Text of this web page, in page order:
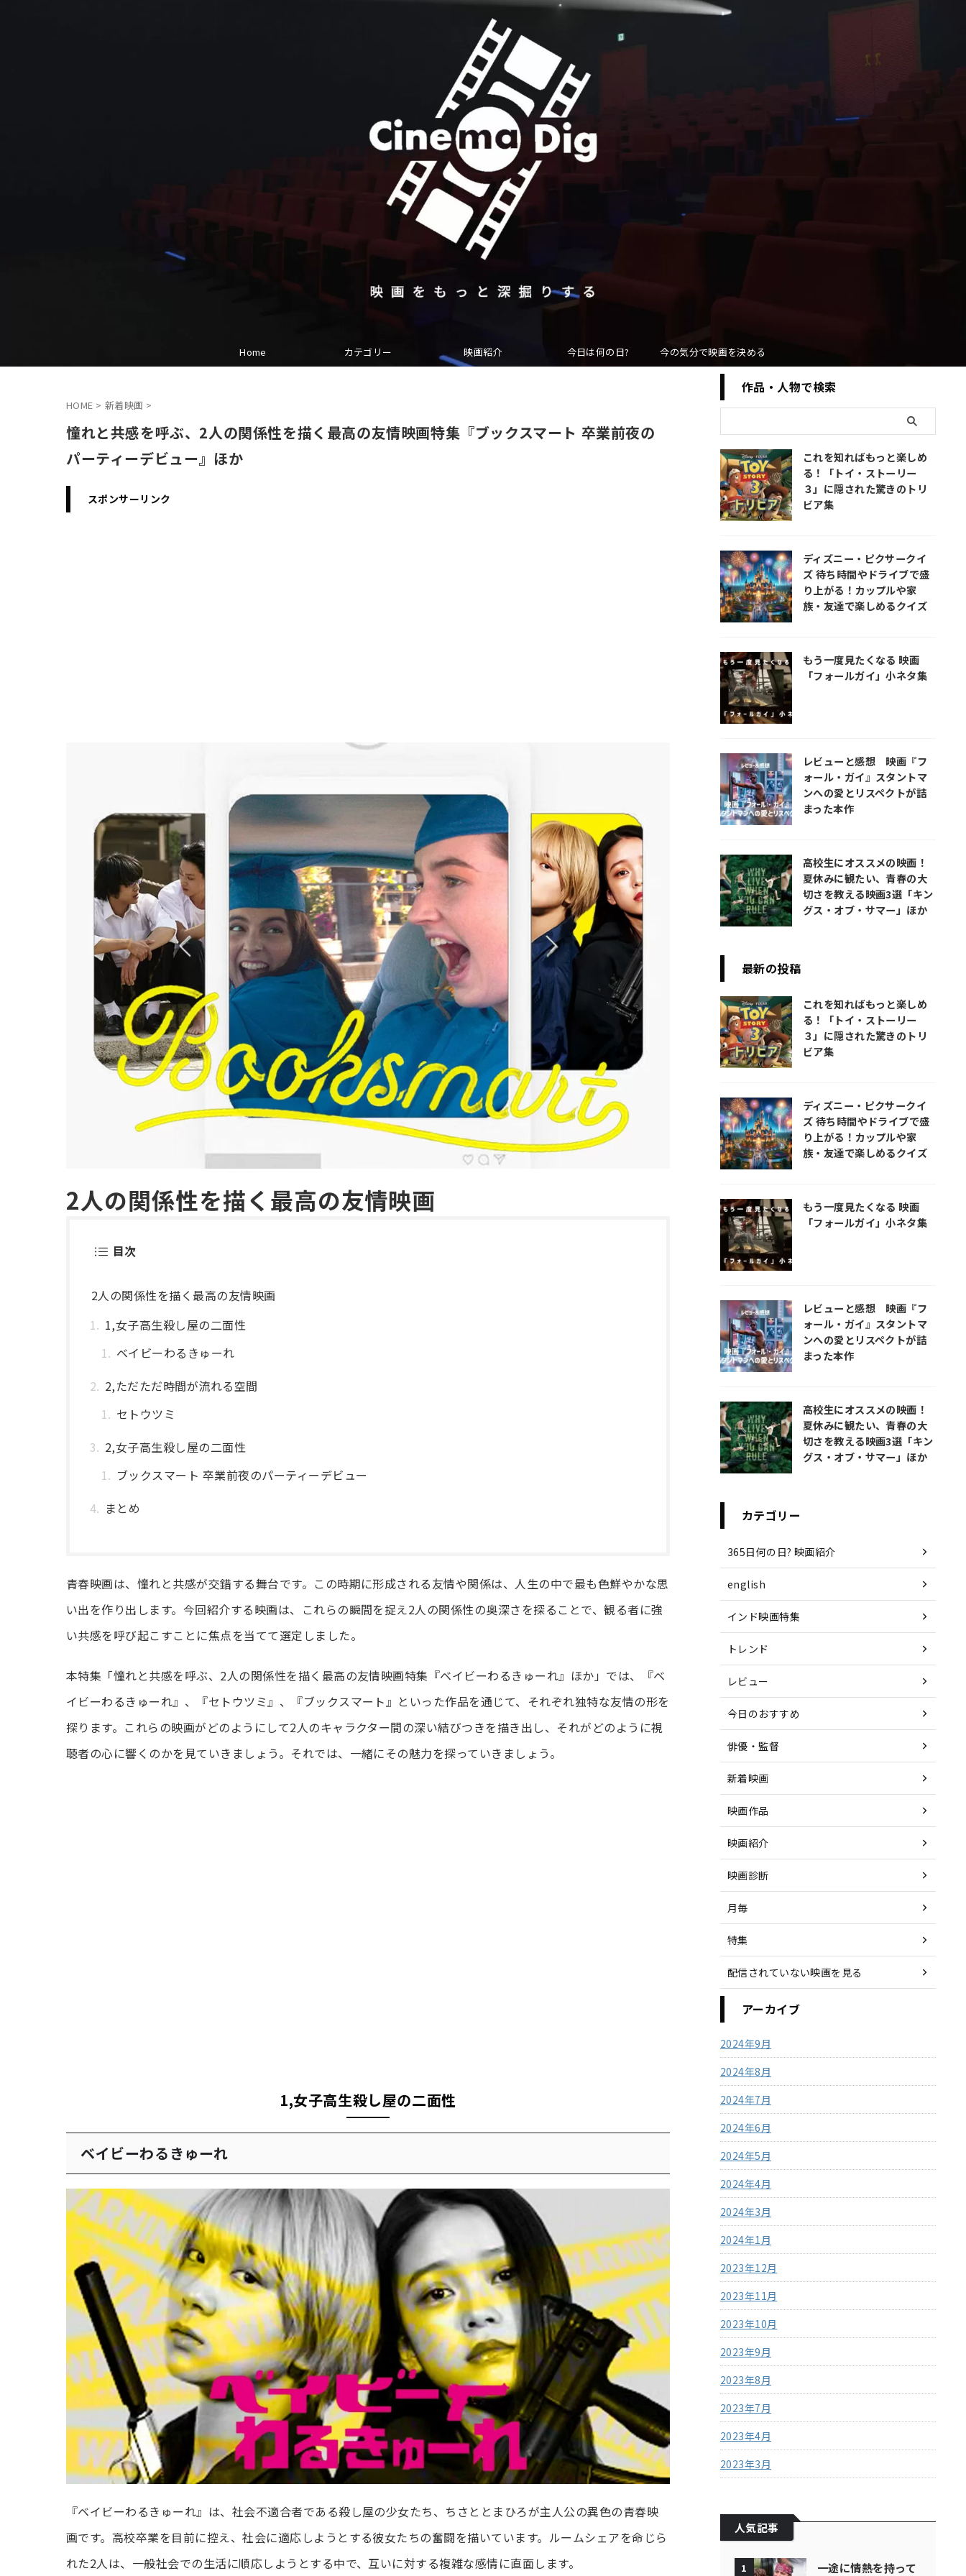
Home カテゴリー 映画紹介 今日は何の日? 今の気分で映画を決める
HOME > 新着映画 >
憧れと共感を呼ぶ、2人の関係性を描く最高の友情映画特集『ブックスマート 卒業前夜の
パーティーデビュー』ほか
スポンサーリンク
2人の関係性を描く最高の友情映画
目次
2人の関係性を描く最高の友情映画
1,女子高生殺し屋の二面性
ベイビーわるきゅーれ
2,ただただ時間が流れる空間
セトウツミ
2,女子高生殺し屋の二面性
ブックスマート 卒業前夜のパーティーデビュー
まとめ
青春映画は、憧れと共感が交錯する舞台です。この時期に形成される友情や関係は、人生の中で最も色鮮やかな思
い出を作り出します。今回紹介する映画は、これらの瞬間を捉え2人の関係性の奥深さを探ることで、観る者に強
い共感を呼び起こすことに焦点を当てて選定しました。
本特集「憧れと共感を呼ぶ、2人の関係性を描く最高の友情映画特集『ベイビーわるきゅーれ』ほか」では、『ベ
イビーわるきゅーれ』、『セトウツミ』、『ブックスマート』といった作品を通じて、それぞれ独特な友情の形を
探ります。これらの映画がどのようにして2人のキャラクター間の深い結びつきを描き出し、それがどのように視
聴者の心に響くのかを見ていきましょう。それでは、一緒にその魅力を探っていきましょう。
1,女子高生殺し屋の二面性
ベイビーわるきゅーれ
『ベイビーわるきゅーれ』は、社会不適合者である殺し屋の少女たち、ちさととまひろが主人公の異色の青春映
画です。高校卒業を目前に控え、社会に適応しようとする彼女たちの奮闘を描いています。ルームシェアを命じら
れた2人は、一般社会での生活に順応しようとする中で、互いに対する複雑な感情に直面します。
作品・人物で検索
これを知ればもっと楽しめ
る！「トイ・ストーリー
３」に隠された驚きのトリ
ビア集
ディズニー・ピクサークイ
ズ 待ち時間やドライブで盛
り上がる！カップルや家
族・友達で楽しめるクイズ
もう一度見たくなる 映画
「フォールガイ」小ネタ集
レビューと感想 映画『フ
ォール・ガイ』スタントマ
ンへの愛とリスペクトが詰
まった本作
高校生にオススメの映画！
夏休みに観たい、青春の大
切さを教える映画3選「キン
グス・オブ・サマー」ほか
最新の投稿
これを知ればもっと楽しめ
る！「トイ・ストーリー
３」に隠された驚きのトリ
ビア集
ディズニー・ピクサークイ
ズ 待ち時間やドライブで盛
り上がる！カップルや家
族・友達で楽しめるクイズ
もう一度見たくなる 映画
「フォールガイ」小ネタ集
レビューと感想 映画『フ
ォール・ガイ』スタントマ
ンへの愛とリスペクトが詰
まった本作
高校生にオススメの映画！
夏休みに観たい、青春の大
切さを教える映画3選「キン
グス・オブ・サマー」ほか
カテゴリー
365日何の日? 映画紹介
english
インド映画特集
トレンド
レビュー
今日のおすすめ
俳優・監督
新着映画
映画作品
映画紹介
映画診断
月毎
特集
配信されていない映画を見る
アーカイブ
2024年9月
2024年8月
2024年7月
2024年6月
2024年5月
2024年4月
2024年3月
2024年1月
2023年12月
2023年11月
2023年10月
2023年9月
2023年8月
2023年7月
2023年4月
2023年3月
人気記事
1 一途に情熱を持って